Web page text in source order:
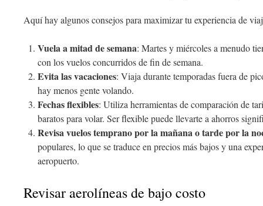
Aquí hay algunos consejos para maximizar tu experiencia de
Vuela a mitad de semana: Martes y miércoles a menudo
con los vuelos concurridos de fin de semana.
Evita las vacaciones: Viaja durante temporadas fuera de
hay menos gente volando.
Fechas flexibles: Utiliza herramientas de comparación de
baratos para volar. Ser flexible puede llevarte a ahorros
Revisa vuelos temprano por la mañana o tarde por la
populares, lo que se traduce en precios más bajos y una
aeropuerto.
Revisar aerolíneas de bajo costo